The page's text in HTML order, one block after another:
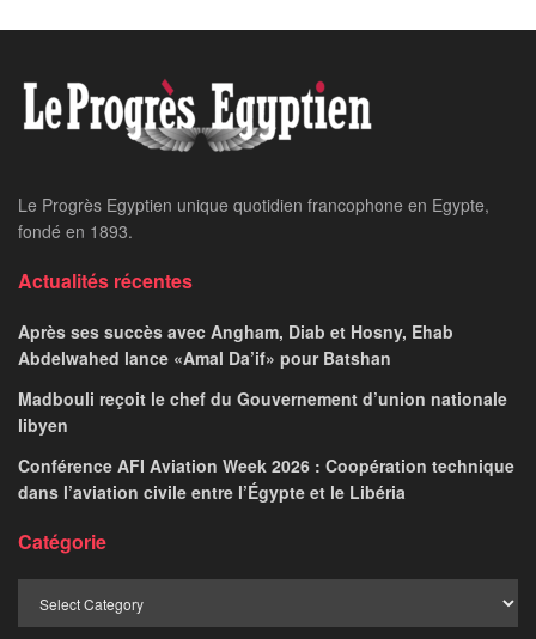
Le Progrès Egyptien unique quotidien francophone en Egypte,
fondé en 1893.
Actualités récentes
Après ses succès avec Angham, Diab et Hosny, Ehab
Abdelwahed lance «Amal Da’if» pour Batshan
Madbouli reçoit le chef du Gouvernement d’union nationale
libyen
Conférence AFI Aviation Week 2026 : Coopération technique
dans l’aviation civile entre l’Égypte et le Libéria
Catégorie